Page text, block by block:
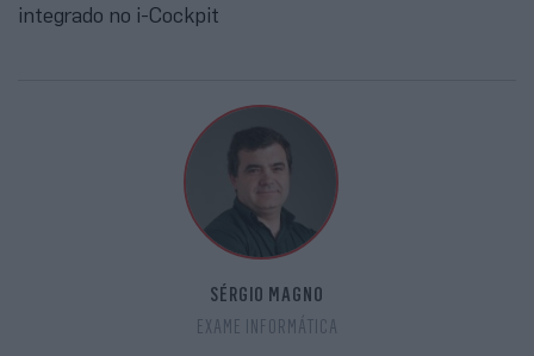
integrado no i-Cockpit
SÉRGIO MAGNO
EXAME INFORMÁTICA